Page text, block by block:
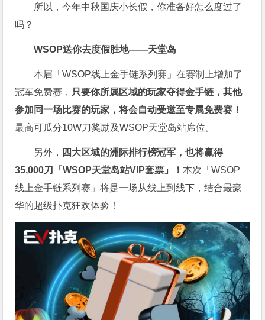
所以，今年中秋国庆小长假，你准备好怎么度过了
吗？
WSOP送你去度假胜地——天堂岛
本届「WSOP线上金手链系列赛」在赛制上增加了
冠军免费赛， 只要你所属区域的玩家夺得金手链，其他
参加同一场比赛的玩家，将会自动受邀至专属免费赛！
最高可瓜分10W刀奖励及WSOP天堂岛站席位。
另外， 四大区域的洲际排行榜冠军，也将赢得
35,000刀「WSOP天堂岛站VIP套票」！本次「WSOP
线上金手链系列赛」将是一场从线上到线下，结合最豪
华的超级扑克狂欢体验！